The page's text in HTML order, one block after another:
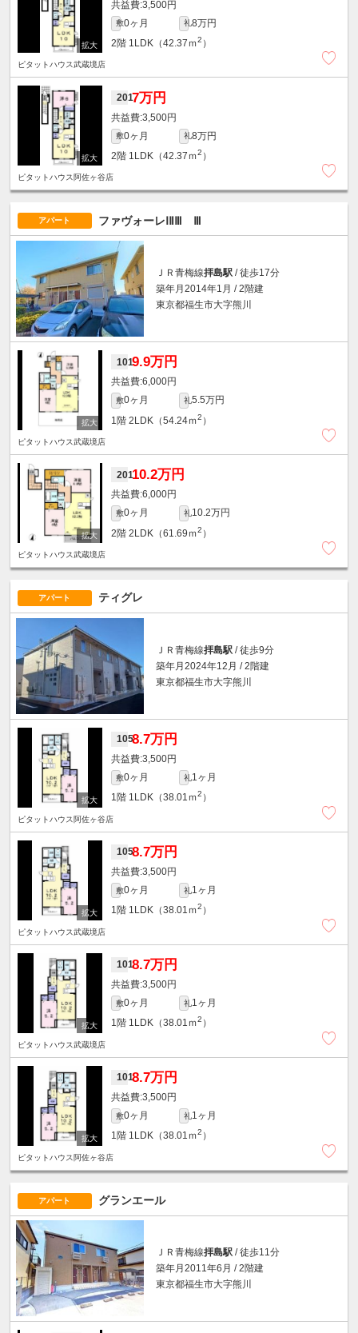
3,500円
敷0ヶ月 礼8万円
2階 1LDK（42.37ｍ2 ）
ピタットハウス武蔵境店
2017万円
3,500円
敷0ヶ月 礼8万円
2階 1LDK（42.37ｍ2 ）
ピタットハウス阿佐ヶ谷店
アパート ファヴォーレⅠⅡⅢ Ⅲ
ＪＲ青梅線拝島駅 / 徒歩17分
築年月2014年1月 / 2階建
東京都福生市大字熊川
1019.9万円
6,000円
敷0ヶ月 礼5.5万円
1階 2LDK（54.24ｍ2 ）
ピタットハウス武蔵境店
20110.2万円
6,000円
敷0ヶ月 礼10.2万円
2階 2LDK（61.69ｍ2 ）
ピタットハウス武蔵境店
アパート ティグレ
ＪＲ青梅線拝島駅 / 徒歩9分
築年月2024年12月 / 2階建
東京都福生市大字熊川
1058.7万円
3,500円
敷0ヶ月 礼1ヶ月
1階 1LDK（38.01ｍ2 ）
ピタットハウス阿佐ヶ谷店
1058.7万円
3,500円
敷0ヶ月 礼1ヶ月
1階 1LDK（38.01ｍ2 ）
ピタットハウス武蔵境店
1018.7万円
3,500円
敷0ヶ月 礼1ヶ月
1階 1LDK（38.01ｍ2 ）
ピタットハウス武蔵境店
1018.7万円
3,500円
敷0ヶ月 礼1ヶ月
1階 1LDK（38.01ｍ2 ）
ピタットハウス阿佐ヶ谷店
アパート グランエール
ＪＲ青梅線拝島駅 / 徒歩11分
築年月2011年6月 / 2階建
東京都福生市大字熊川